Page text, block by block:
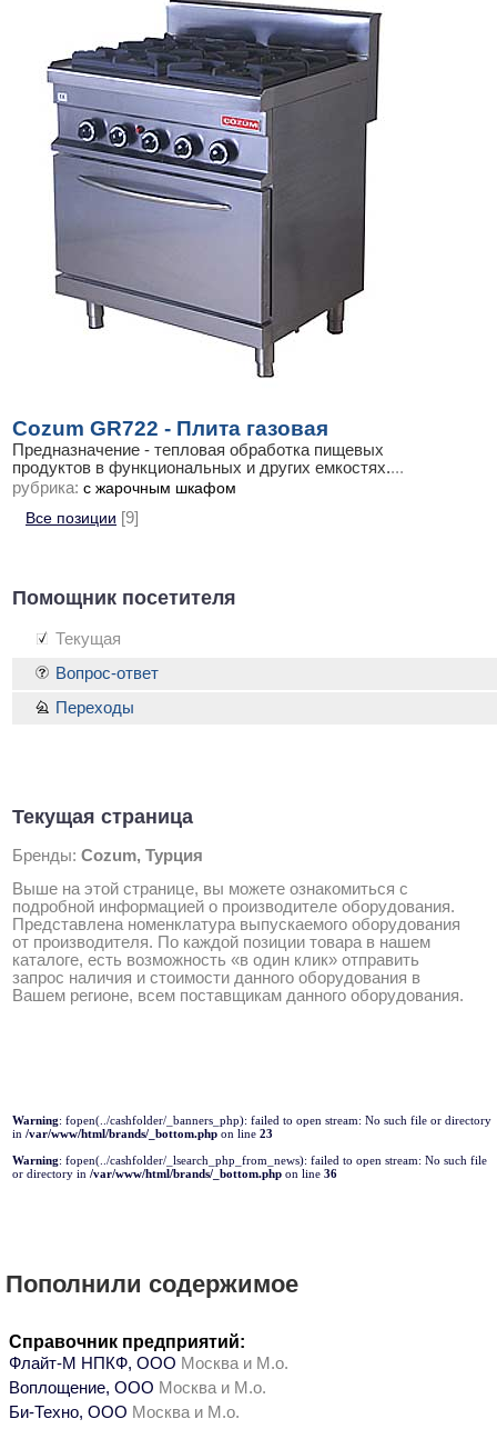
Cozum GR722 - Плита газовая
Предназначение - тепловая обработка пищевых
продуктов в функциональных и других емкостях....
рубрика: с жарочным шкафом
Все позиции [9]
Помощник посетителя
Текущая
Текущая страница
Бренды: Cozum, Турция
Выше на этой странице, вы можете ознакомиться с
подробной информацией о производителе оборудования.
Представлена номенклатура выпускаемого оборудования
от производителя. По каждой позиции товара в нашем
каталоге, есть возможность «в один клик» отправить
запрос наличия и стоимости данного оборудования в
Вашем регионе, всем поставщикам данного оборудования.
Вопрос-ответ
Переходы
Warning: fopen(../cashfolder/_banners_php): failed to open stream: No such file or directory
in /var/www/html/brands/_bottom.php on line 23
Warning: fopen(../cashfolder/_lsearch_php_from_news): failed to open stream: No such file
or directory in /var/www/html/brands/_bottom.php on line 36
Пополнили содержимое
Справочник предприятий:
Флайт-М НПКФ, ООО Москва и М.о.
Воплощение, ООО Москва и М.о.
Би-Техно, ООО Москва и М.о.